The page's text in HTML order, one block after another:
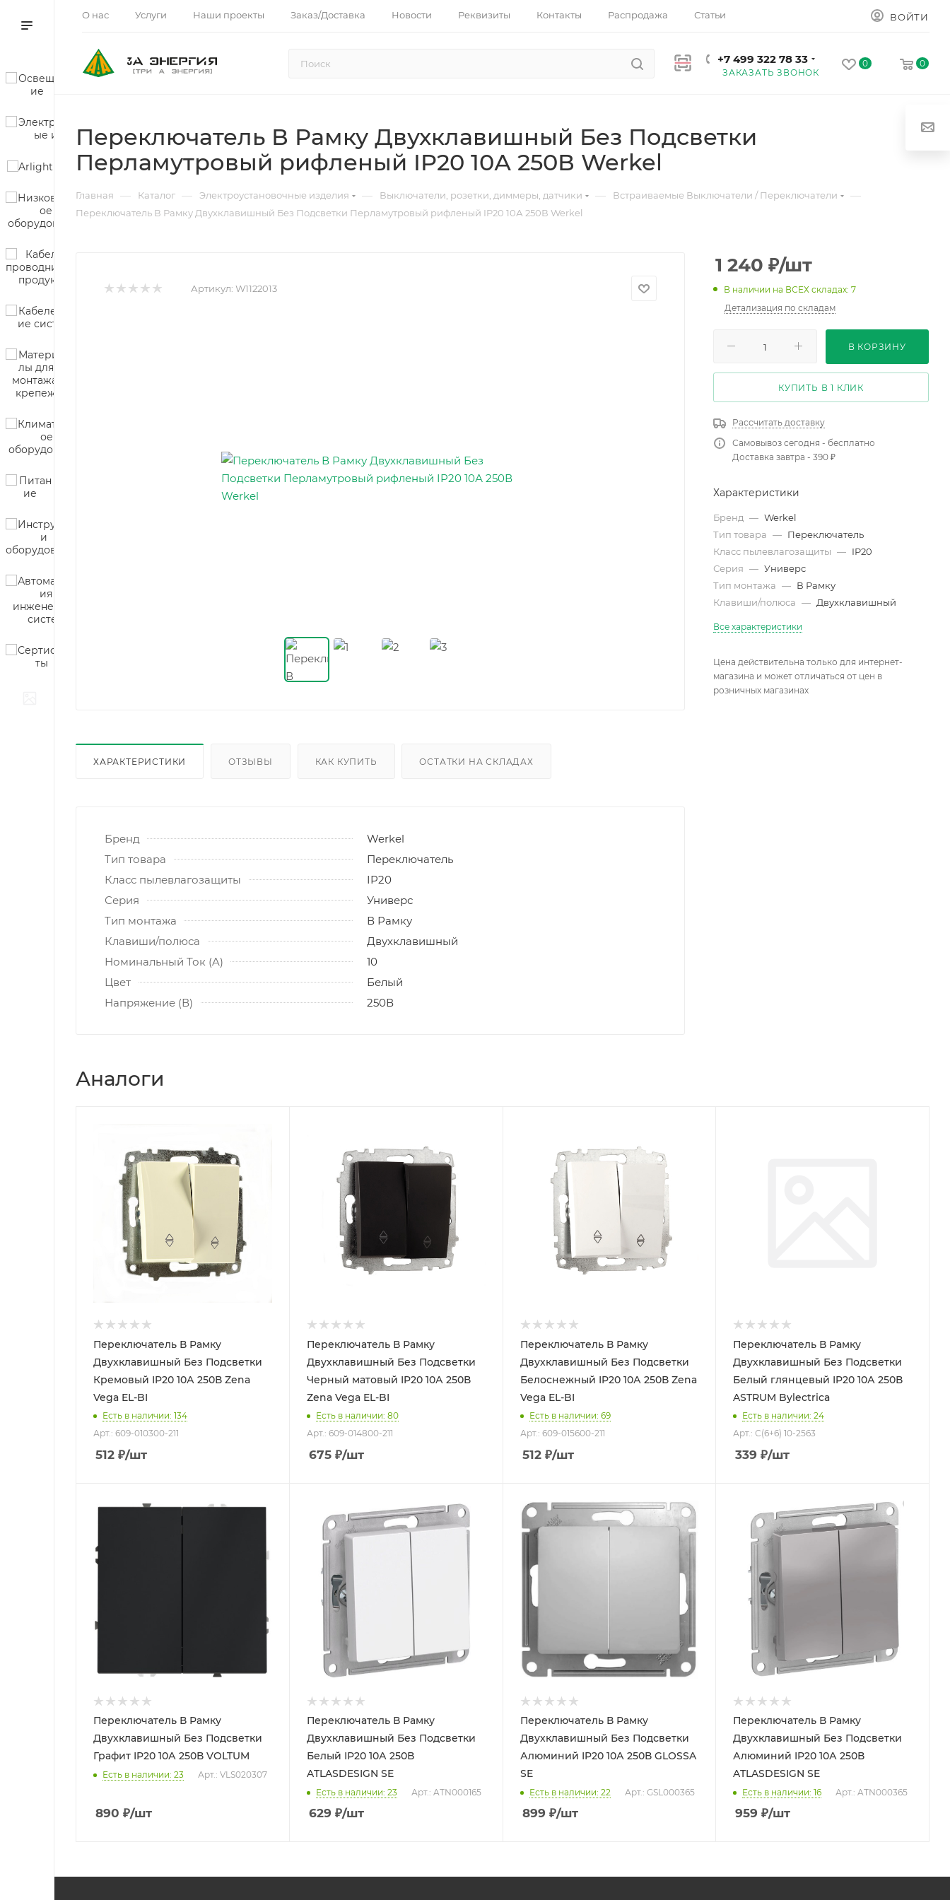
О нас Услуги Наши проекты Заказ/Доставка Новости Реквизиты Контакты Распродажа Статьи ВОЙТИ
+7 499 322 78 33
ЗАКАЗАТЬ ЗВОНОК
0 0
Переключатель В Рамку Двухклавишный Без Подсветки
Перламутровый рифленый IP20 10А 250В Werkel
Главная — Каталог — Электроустановочные изделия — Выключатели, розетки, диммеры, датчики — Встраиваемые Выключатели / Переключатели —
Переключатель В Рамку Двухклавишный Без Подсветки Перламутровый рифленый IP20 10А 250В Werkel
Артикул: W1122013
ХАРАКТЕРИСТИКИ ОТЗЫВЫ КАК КУПИТЬ ОСТАТКИ НА СКЛАДАХ
Бренд
Werkel
Тип товара
Переключатель
Класс пылевлагозащиты
IP20
Серия
Универс
Тип монтажа
В Рамку
Клавиши/полюса
Двухклавишный
Номинальный Ток (A)
10
Цвет
Белый
Напряжение (В)
250В
1 240 ₽/шт
В наличии на ВСЕХ складах: 7
Детализация по складам
В КОРЗИНУ
КУПИТЬ В 1 КЛИК
Рассчитать доставку
Самовывоз сегодня - бесплатно
Доставка завтра - 390 ₽
Характеристики
Бренд — Werkel
Тип товара — Переключатель
Класс пылевлагозащиты — IP20
Серия — Универс
Тип монтажа — В Рамку
Клавиши/полюса — Двухклавишный
Все характеристики
Цена действительна только для интернет-
магазина и может отличаться от цен в
розничных магазинах
Аналоги
Переключатель В Рамку
Двухклавишный Без Подсветки
Кремовый IP20 10А 250В Zena
Vega EL-BI
Есть в наличии: 134
Арт.: 609-010300-211
512 ₽/шт
Переключатель В Рамку
Двухклавишный Без Подсветки
Черный матовый IP20 10А 250В
Zena Vega EL-BI
Есть в наличии: 80
Арт.: 609-014800-211
675₽/шт
Переключатель В Рамку
Двухклавишный Без Подсветки
Белоснежный IP20 10А 250В Zena
Vega EL-BI
Есть в наличии: 69
Арт.: 609-015600-211
512₽/шт
Переключатель В Рамку
Двухклавишный Без Подсветки
Белый глянцевый IP20 10А 250В
ASTRUM Bylectrica
Есть в наличии: 24
Арт.: С(6+6) 10-2563
339 ₽/шт
Переключатель В Рамку
Двухклавишный Без Подсветки
Графит IP20 10А 250В VOLTUM
Есть в наличии: 23 Арт.: VLS020307
890 ₽/шт
Переключатель В Рамку
Двухклавишный Без Подсветки
Белый IP20 10А 250В
ATLASDESIGN SE
Есть в наличии: 23 Арт.: ATN000165
629 ₽/шт
Переключатель В Рамку
Двухклавишный Без Подсветки
Алюминий IP20 10А 250В GLOSSA
SE
Есть в наличии: 22 Арт.: GSL000365
899 ₽/шт
Переключатель В Рамку
Двухклавишный Без Подсветки
Алюминий IP20 10А 250В
ATLASDESIGN SE
Есть в наличии: 16 Арт.: ATN000365
959 ₽/шт